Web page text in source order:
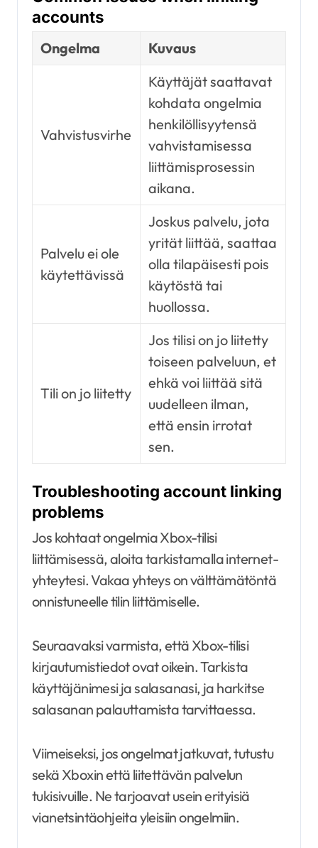
accounts
Ongelma Kuvaus
Vahvistusvirhe
Käyttäjät saattavat
kohdata ongelmia
henkilöllisyytensä
vahvistamisessa
liittämisprosessin
aikana.
Palvelu ei ole
käytettävissä
Joskus palvelu, jota
yrität liittää, saattaa
olla tilapäisesti pois
käytöstä tai
huollossa.
Tili on jo liitetty
Jos tilisi on jo liitetty
toiseen palveluun, et
ehkä voi liittää sitä
uudelleen ilman,
että ensin irrotat
sen.
Troubleshooting account linking
problems
Jos kohtaat ongelmia Xbox-tilisi
liittämisessä, aloita tarkistamalla internet-
yhteytesi. Vakaa yhteys on välttämätöntä
onnistuneelle tilin liittämiselle.
Seuraavaksi varmista, että Xbox-tilisi
kirjautumistiedot ovat oikein. Tarkista
käyttäjänimesi ja salasanasi, ja harkitse
salasanan palauttamista tarvittaessa.
Viimeiseksi, jos ongelmat jatkuvat, tutustu
sekä Xboxin että liitettävän palvelun
tukisivuille. Ne tarjoavat usein erityisiä
vianetsintäohjeita yleisiin ongelmiin.